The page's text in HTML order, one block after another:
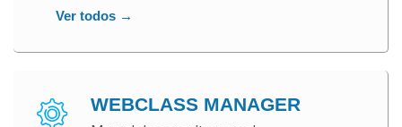
Ver todos →
WEBCLASS MANAGER